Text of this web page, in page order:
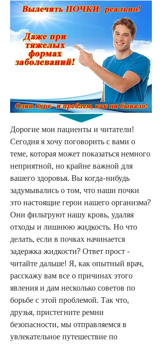
Дорогие мои пациенты и читатели!
Сегодня я хочу поговорить с вами о
теме, которая может показаться немного
неприятной, но крайне важной для
вашего здоровья. Вы когда-нибудь
задумывались о том, что наши почки
это настоящие герои нашего организма?
Они фильтруют нашу кровь, удаляя
отходы и лишнюю жидкость. Но что
делать, если в почках начинается
задержка жидкости? Ответ прост -
читайте дальше! Я, как опытный врач,
расскажу вам все о причинах этого
явления и дам несколько советов по
борьбе с этой проблемой. Так что,
друзья, пристегните ремни
безопасности, мы отправляемся в
увлекательное путешествие по